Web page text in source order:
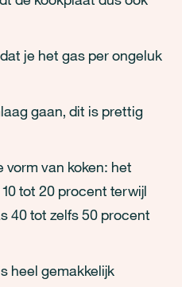
je het gas per ongeluk
gaan, dit is prettig
vorm van koken: het
tot 20 procent terwijl
40 tot zelfs 50 procent
heel gemakkelijk